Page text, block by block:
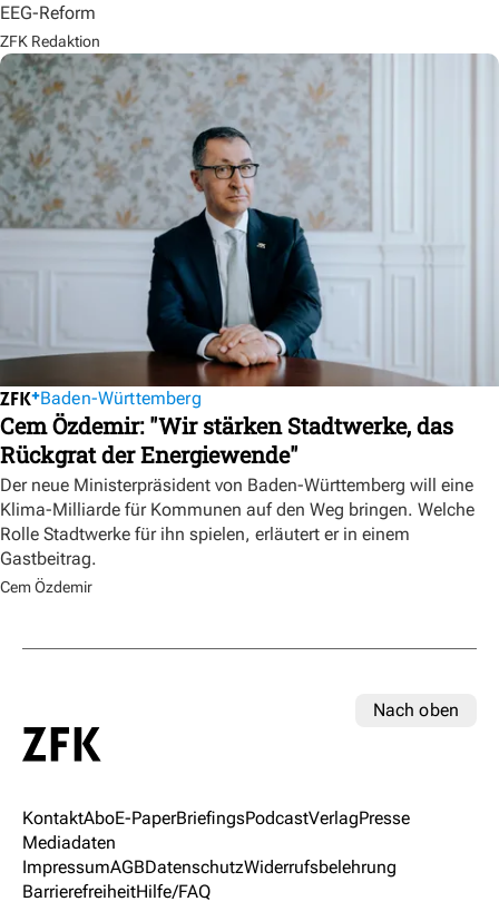
EEG-Reform
ZFK Redaktion
Baden-Württemberg
Cem Özdemir: "Wir stärken Stadtwerke, das
Rückgrat der Energiewende"
Der neue Ministerpräsident von Baden-Württemberg will eine
Klima-Milliarde für Kommunen auf den Weg bringen. Welche
Rolle Stadtwerke für ihn spielen, erläutert er in einem
Gastbeitrag.
Cem Özdemir
Nach oben
KontaktAboE-PaperBriefingsPodcastVerlagPresse
Mediadaten
ImpressumAGBDatenschutzWiderrufsbelehrung
BarrierefreiheitHilfe/FAQ